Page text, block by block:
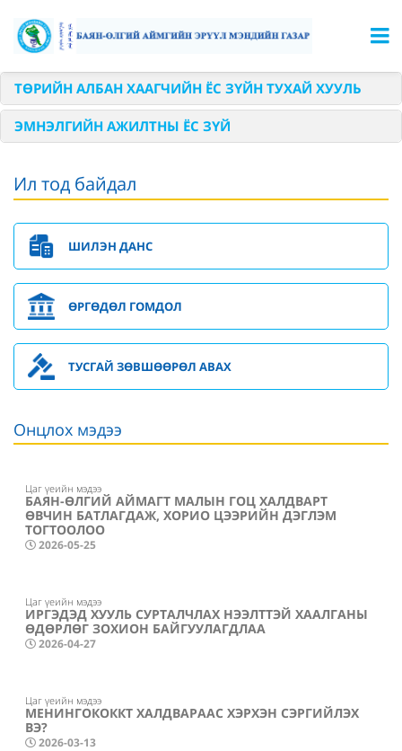
ТӨРИЙН АЛБАН ХААГЧИЙН ЁС ЗҮЙН ТУХАЙ ХУУЛЬ
ЭМНЭЛГИЙН АЖИЛТНЫ ЁС ЗҮЙ
Ил тод байдал
ШИЛЭН ДАНС
ӨРГӨДӨЛ ГОМДОЛ
ТУСГАЙ ЗӨВШӨӨРӨЛ АВАХ
Онцлох мэдээ
Цаг үеийн мэдээ
БАЯН-ӨЛГИЙ АЙМАГТ МАЛЫН ГОЦ ХАЛДВАРТ
ӨВЧИН БАТЛАГДАЖ, ХОРИО ЦЭЭРИЙН ДЭГЛЭМ
ТОГТООЛОО
2026-05-25
Цаг үеийн мэдээ
ИРГЭДЭД ХУУЛЬ СУРТАЛЧЛАХ НЭЭЛТТЭЙ ХААЛГАНЫ
ӨДӨРЛӨГ ЗОХИОН БАЙГУУЛАГДЛАА
2026-04-27
Цаг үеийн мэдээ
МЕНИНГОКОККТ ХАЛДВАРААС ХЭРХЭН СЭРГИЙЛЭХ
ВЭ?
2026-03-13